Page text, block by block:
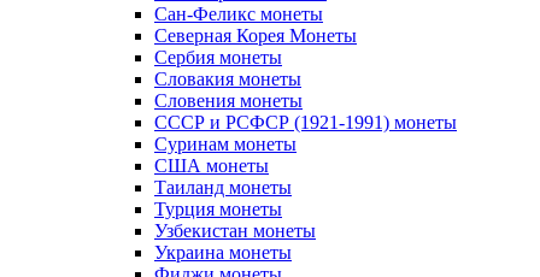
Сан-Феликс монеты
Северная Корея Монеты
Сербия монеты
Словакия монеты
Словения монеты
СССР и РСФСР (1921-1991) монеты
Суринам монеты
США монеты
Таиланд монеты
Турция монеты
Узбекистан монеты
Украина монеты